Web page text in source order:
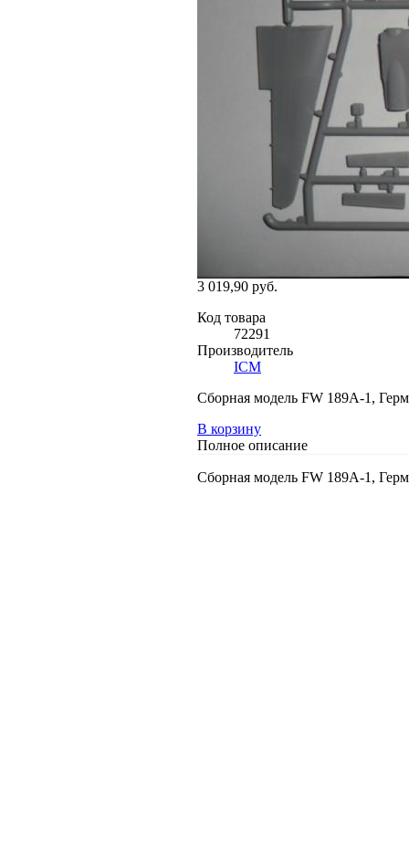
3 019,90 руб.
Код товара
72291
Производитель
ICM
Сборная модель FW 189A-1,
В корзину
Полное описание
Сборная модель FW 189A-1,